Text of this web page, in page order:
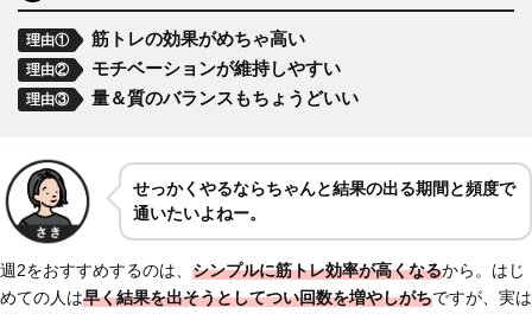
理由① 筋トレの効果がめちゃ高い
理由② モチベーションが維持しやすい
理由③ 量＆質のバランスもちょうどいい
せっかくやるならちゃんと結果の出る期間と頻度で
通いたいよねー。
週2をおすすめするのは、 シンプルに筋トレ効率が高くなるから。はじ
めての人は早く結果を出そうとしてつい回数を増やしがちですが、実は